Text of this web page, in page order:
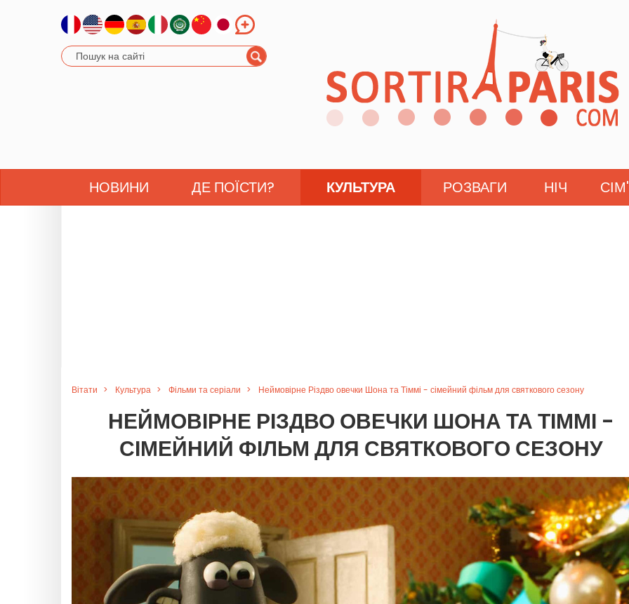
НОВИНИ ДЕ ПОЇСТИ? КУЛЬТУРА РОЗВАГИ НІЧ
Вітати Культура Фільми та серіали Неймовірне Різдво овечки Шона та Тіммі - сімейний фільм для святкового сезону
НЕЙМОВІРНЕ РІЗДВО ОВЕЧКИ ШОНА ТА ТІММІ -
СІМЕЙНИЙ ФІЛЬМ ДЛЯ СВЯТКОВОГО СЕЗОНУ